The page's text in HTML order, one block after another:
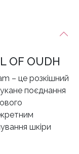
OF OUDH
– це розкішний
поєднання
шкіри